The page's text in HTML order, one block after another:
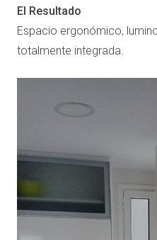
El Resultado
Espacio ergonómico,
totalmente integrada.